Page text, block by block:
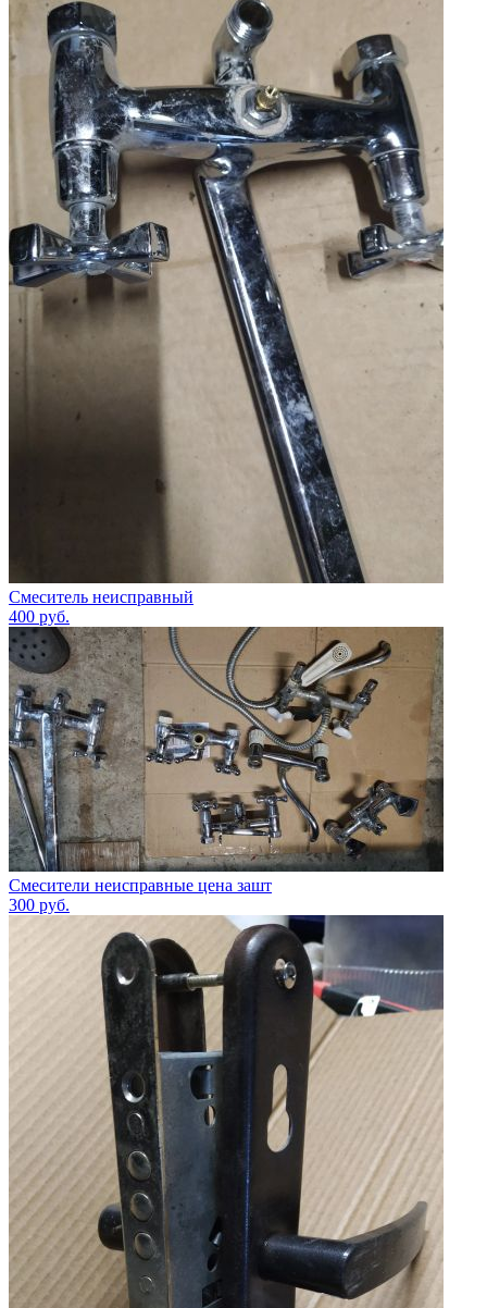
Смеситель неисправный
400 руб.
Смесители неисправные цена зашт
300 руб.